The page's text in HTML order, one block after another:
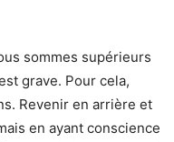
sommes supérieurs
grave. Pour cela,
Revenir en arrière et
en ayant conscience